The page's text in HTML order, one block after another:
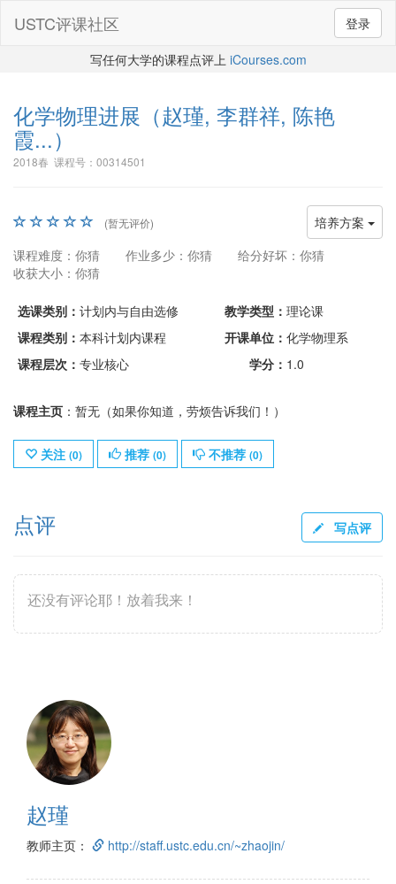
登录
USTC评课社区
写任何大学的课程点评上 iCourses.com
化学物理进展 （赵瑾, 李群祥, 陈艳
霞...）
2018春 课程号：00314501
培养方案
(暂无评价)
课程难度：你猜 作业多少：你猜
给分好坏：你猜
收获大小：你猜
选课类别： 计划内与自由选修 教学类型： 理论课
课程类别： 本科计划内课程 开课单位： 化学物理系
课程层次： 专业核心 学分： 1.0
课程主页 ：暂无（如果你知道，劳烦告诉我们！）
关注 (0) 推荐 (0) 不推荐 (0)
点评 写点评
还没有评论耶！放着我来！
赵瑾
教师主页： http://staff.ustc.edu.cn/~zhaojin/